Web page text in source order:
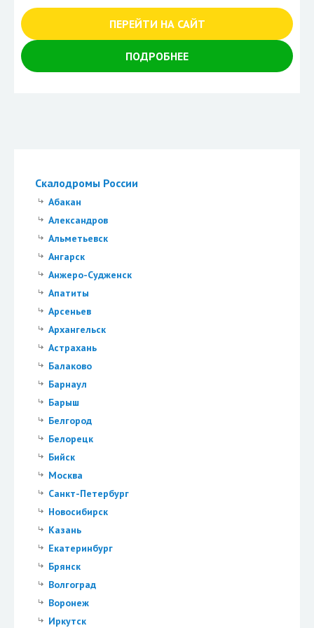
Скалодромы России
Абакан
Александров
Альметьевск
Ангарск
Анжеро-Судженск
Апатиты
Арсеньев
Архангельск
Астрахань
Балаково
Барнаул
Барыш
Белгород
Белорецк
Бийск
Москва
Санкт-Петербург
Новосибирск
Казань
Екатеринбург
Брянск
Волгоград
Воронеж
Иркутск
ПЕРЕЙТИ НА САЙТ
ПОДРОБНЕЕ